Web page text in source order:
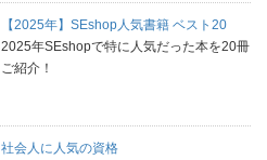
【2025年】SEshop人気書籍 ベスト20
2025年SEshopで特に人気だった本を20冊
ご紹介！
社会人に人気の資格